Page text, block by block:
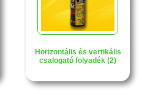
Horizontális és vertikális
csalogató folyadék (2)